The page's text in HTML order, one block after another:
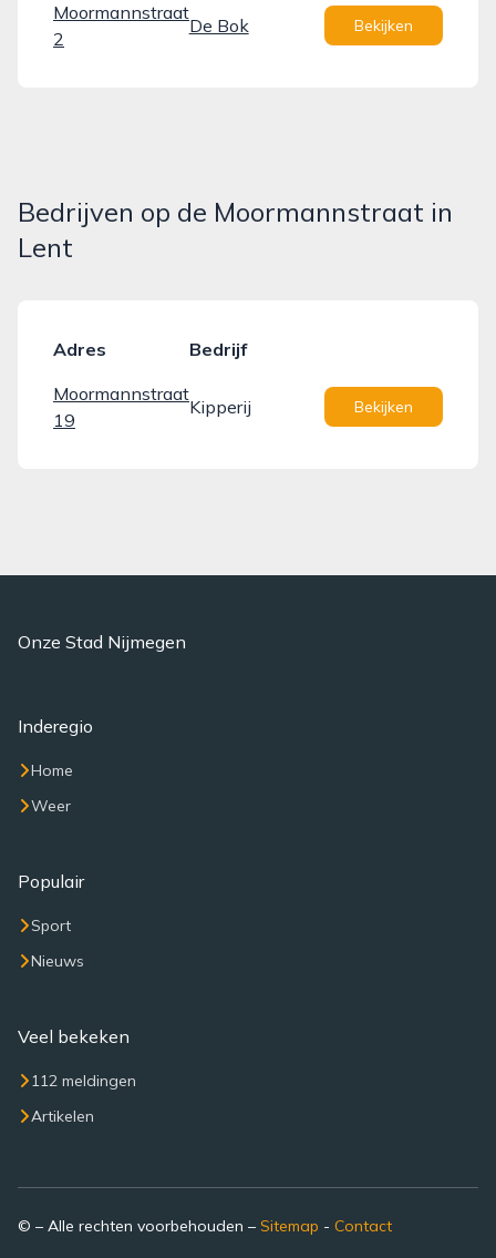
Moormannstraat
2
De Bok Bekijken
Bedrijven op de Moormannstraat in
Lent
Adres
Bedrijf
Moormannstraat
19
Kipperij Bekijken
Onze Stad Nijmegen
Inderegio
Home
Weer
Populair
Sport
Nieuws
Veel bekeken
112 meldingen
Artikelen
© – Alle rechten voorbehouden – Sitemap - Contact